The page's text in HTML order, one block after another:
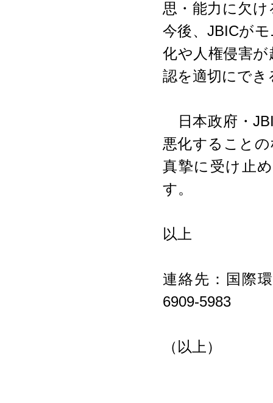
思・能力に欠
今後、JBICが
化や人権侵害
認を適切にでき
日本政府・
悪化すること
真摯に受け止
す。
以上
連絡先：国際
6909-5983
（以上）